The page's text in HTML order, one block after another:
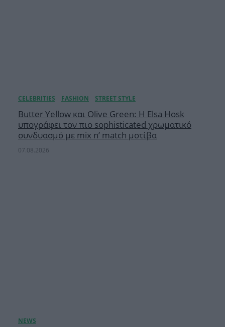
Butter Yellow και Olive Green: Η Elsa Hosk
υπογράφει τον πιο sophisticated χρωματικό
συνδυασμό με mix n’ match μοτίβα
07.08.2026